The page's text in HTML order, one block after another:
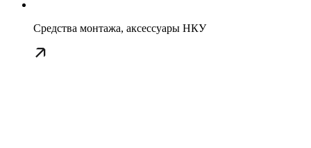
Средства монтажа, аксессуары НКУ